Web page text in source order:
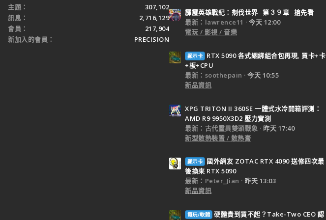
主題
307,102
訊息
2,716,129
會員
217,904
新加入的會員
PRECISION
霹靂英雄戰紀：刜伐世界─第３９章─搶先看
最新：lawrence11
今天 12:00
電玩 / 影視 / 音樂
顯示卡
RTX 5090 各式綑綁組合包再現, 買卡+卡
+板+CPU
最新：soothepain
今天 10:55
新品資訊
XPG TRITON II 360SE 一體式水冷開箱評測：
AMD R9 9950X3D2 壓力實測
最新：古代靈異雙頭戰象
昨天 17:40
新型散熱裝置 / 散熱膏
顯示卡
國外網友 ZOTAC RTX 4090 送修四次最
後換來 RTX 5090
最新：Peter_Jian
昨天 13:03
新品資訊
電玩/軟體 硬體貴到買不起？Take-Two CEO 認